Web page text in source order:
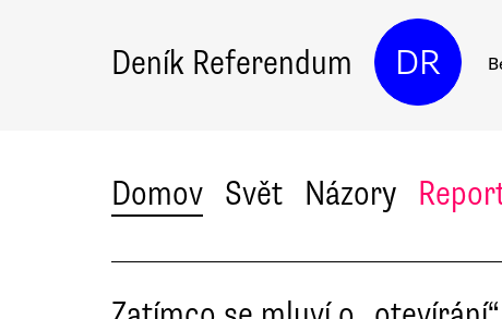
Deník Referendum DR
Domov Svět Názory